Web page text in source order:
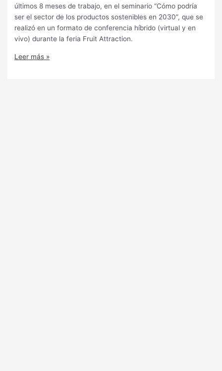
últimos 8 meses de trabajo, en el seminario “Cómo podría
ser el sector de los productos sostenibles en 2030”, que se
realizó en un formato de conferencia híbrido (virtual y en
vivo) durante la feria Fruit Attraction.
Leer más »